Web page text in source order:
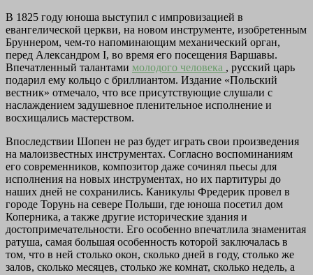
В 1825 году юноша выступил с импровизацией в
евангелической церкви, на новом инструменте, изобретенным
Бруннером, чем-то напоминающим механический орган,
перед Александром I, во время его посещения Варшавы.
Впечатленный талантами молодого человека , русский царь
подарил ему кольцо с бриллиантом. Издание «Польский
вестник» отмечало, что все присутствующие слушали с
наслаждением задушевное пленительное исполнение и
восхищались мастерством.
Впоследствии Шопен не раз будет играть свои произведения
на малоизвестных инструментах. Согласно воспоминаниям
его современников, композитор даже сочинял пьесы для
исполнения на новых инструментах, но их партитуры до
наших дней не сохранились. Каникулы Фредерик провел в
городе Торунь на севере Польши, где юноша посетил дом
Коперника, а также другие исторические здания и
достопримечательности. Его особенно впечатлила знаменитая
ратуша, самая большая особенность которой заключалась в
том, что в ней столько окон, сколько дней в году, столько же
залов, сколько месяцев, столько же комнат, сколько недель, а